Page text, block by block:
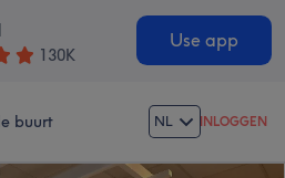
130K
Use app
buurt NL INLOGGEN